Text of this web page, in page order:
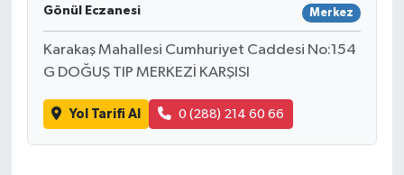
Gönül Eczanesi Merkez
Karakaş Mahallesi Cumhuriyet Caddesi No:154
G DOĞUŞ TIP MERKEZİ KARŞISI
Yol Tarifi Al 0 (288) 214 60 66